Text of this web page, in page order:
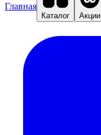
Главная
Каталог Акции